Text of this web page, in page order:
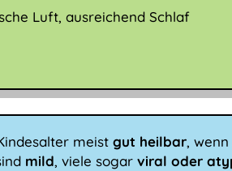
Luft, ausreichend Schlaf
meist gut heilbar,
mild, viele sogar viral oder